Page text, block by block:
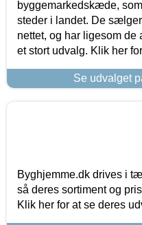
byggemarkedskæde,
steder i landet. De
nettet, og har ligesom
et stort udvalg. Klik her
Se udvalget
Byghjemme.dk drives i
så deres sortiment og
Klik her for at se deres